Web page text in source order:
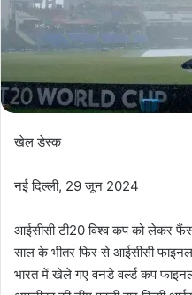
खेल डेस्क
नई दिल्ली, 29 जून 2024
आईसीसी टी20 विश्व कप को लेकर
साल के भीतर फिर से आईसीसी फाइनल
भारत में खेले गए वनडे वर्ल्ड कप